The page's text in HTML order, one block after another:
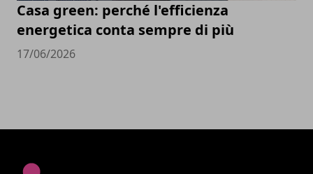
Casa green: perché l'efficienza
energetica conta sempre di più
17/06/2026